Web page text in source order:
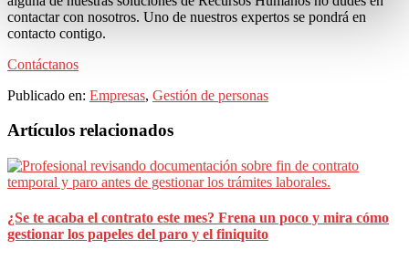
momento en el botón que aparece en la esquina
izquierda de la página.
contactar con nosotros. Uno de nuestros expertos se pondrá en
contacto contigo.
Contáctanos
Publicado en: Empresas, Gestión de personas
Barra
lateral
principal
Artículos relacionados
¿Se te acaba el contrato este mes? Frena un poco y mira cómo
gestionar los papeles del paro y el finiquito